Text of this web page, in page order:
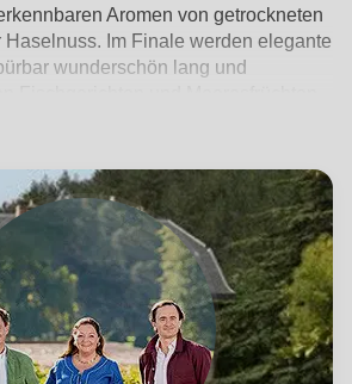
Aromen von getrockneten
Haselnuss. Im Finale werden elegante
wunderschön lang und
zu cremigmildem
→